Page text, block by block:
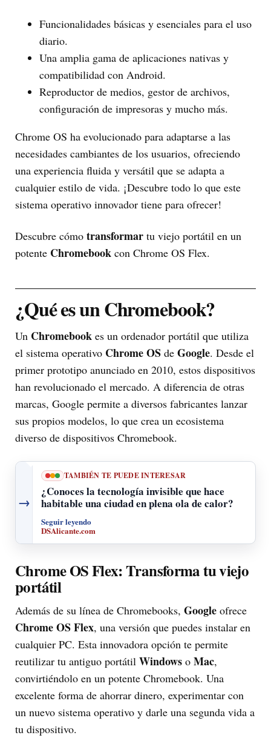
Funcionalidades básicas y esenciales para el uso
diario.
Una amplia gama de aplicaciones nativas y
compatibilidad con Android.
Reproductor de medios, gestor de archivos,
configuración de impresoras y mucho más.
Chrome OS ha evolucionado para adaptarse a las
necesidades cambiantes de los usuarios, ofreciendo
una experiencia fluida y versátil que se adapta a
cualquier estilo de vida. ¡Descubre todo lo que este
sistema operativo innovador tiene para ofrecer!
Descubre cómo transformar tu viejo portátil en un
potente Chromebook con Chrome OS Flex.
¿Qué es un Chromebook?
Un Chromebook es un ordenador portátil que utiliza
el sistema operativo Chrome OS de Google. Desde el
primer prototipo anunciado en 2010, estos dispositivos
han revolucionado el mercado. A diferencia de otras
marcas, Google permite a diversos fabricantes lanzar
sus propios modelos, lo que crea un ecosistema
diverso de dispositivos Chromebook.
→
TAMBIÉN TE PUEDE INTERESAR
¿Conoces la tecnología invisible que hace
habitable una ciudad en plena ola de calor?
Seguir leyendo
DSAlicante.com
Chrome OS Flex: Transforma tu viejo
portátil
Además de su línea de Chromebooks, Google ofrece
Chrome OS Flex, una versión que puedes instalar en
cualquier PC. Esta innovadora opción te permite
reutilizar tu antiguo portátil Windows o Mac,
convirtiéndolo en un potente Chromebook. Una
excelente forma de ahorrar dinero, experimentar con
un nuevo sistema operativo y darle una segunda vida a
tu dispositivo.